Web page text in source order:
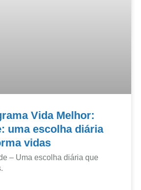
Vida Melhor:
uma escolha diária
vidas
– Uma escolha diária que